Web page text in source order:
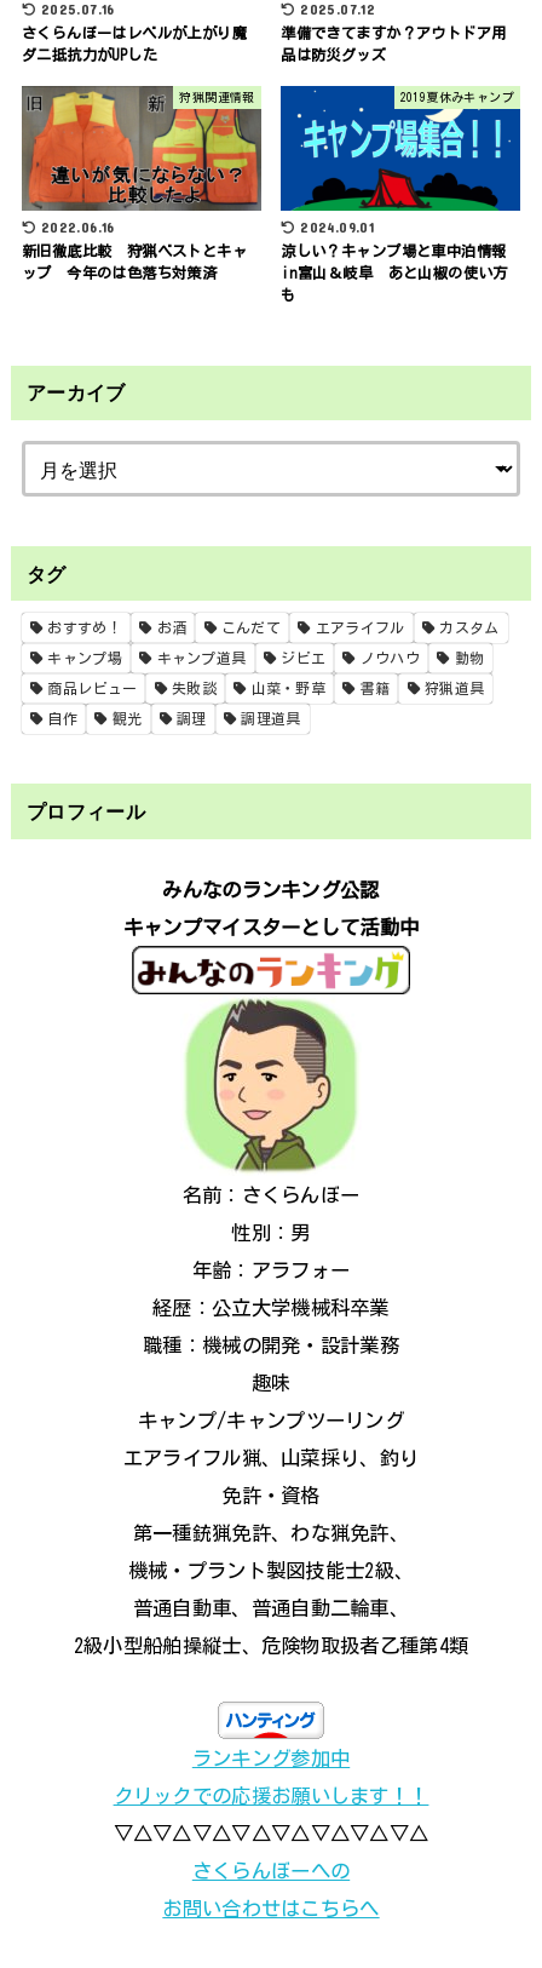
2025.07.16
さくらんぼーはレベルが上がり魔
ダニ抵抗力がUPした
2025.07.12
準備できてますか？アウトドア用
品は防災グッズ
狩猟関連情報
2022.06.16
新旧徹底比較 狩猟ベストとキャ
ップ 今年のは色落ち対策済
2019夏休みキャンプ
2024.09.01
涼しい？キャンプ場と車中泊情報
in富山＆岐阜 あと山椒の使い方
も
アーカイブ
タグ
おすすめ！ お酒 こんだて エアライフル カスタム
キャンプ場 キャンプ道具 ジビエ ノウハウ 動物
商品レビュー 失敗談 山菜・野草 書籍 狩猟道具
自作 観光 調理 調理道具
プロフィール
みんなのランキング公認
キャンプマイスターとして活動中
名前：さくらんぼー
性別：男
年齢：アラフォー
経歴：公立大学機械科卒業
職種：機械の開発・設計業務
趣味
キャンプ/キャンプツーリング
エアライフル猟、山菜採り、釣り
免許・資格
第一種銃猟免許、わな猟免許、
機械・プラント製図技能士2級、
普通自動車、普通自動二輪車、
2級小型船舶操縦士、危険物取扱者乙種第4類
ランキング参加中
クリックでの応援お願いします！！
▽△▽△▽△▽△▽△▽△▽△▽△
さくらんぼーへの
お問い合わせはこちらへ